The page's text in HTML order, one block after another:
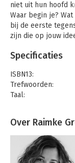
niet uit hun hoofd
Waar begin je?
bij de eerste
zijn die op jouw
In Waanzinnige
Groothuizen de
Frankenstein,
laat ze zien hoe
omarmen.
praktische
praktische tips en
Daarnaast delen
gesprekken hoe
Specificaties
ISBN13:
Trefwoorden:
Taal:
Uitgever:
Druk:
Verschijningsdatum:
Over Raimke